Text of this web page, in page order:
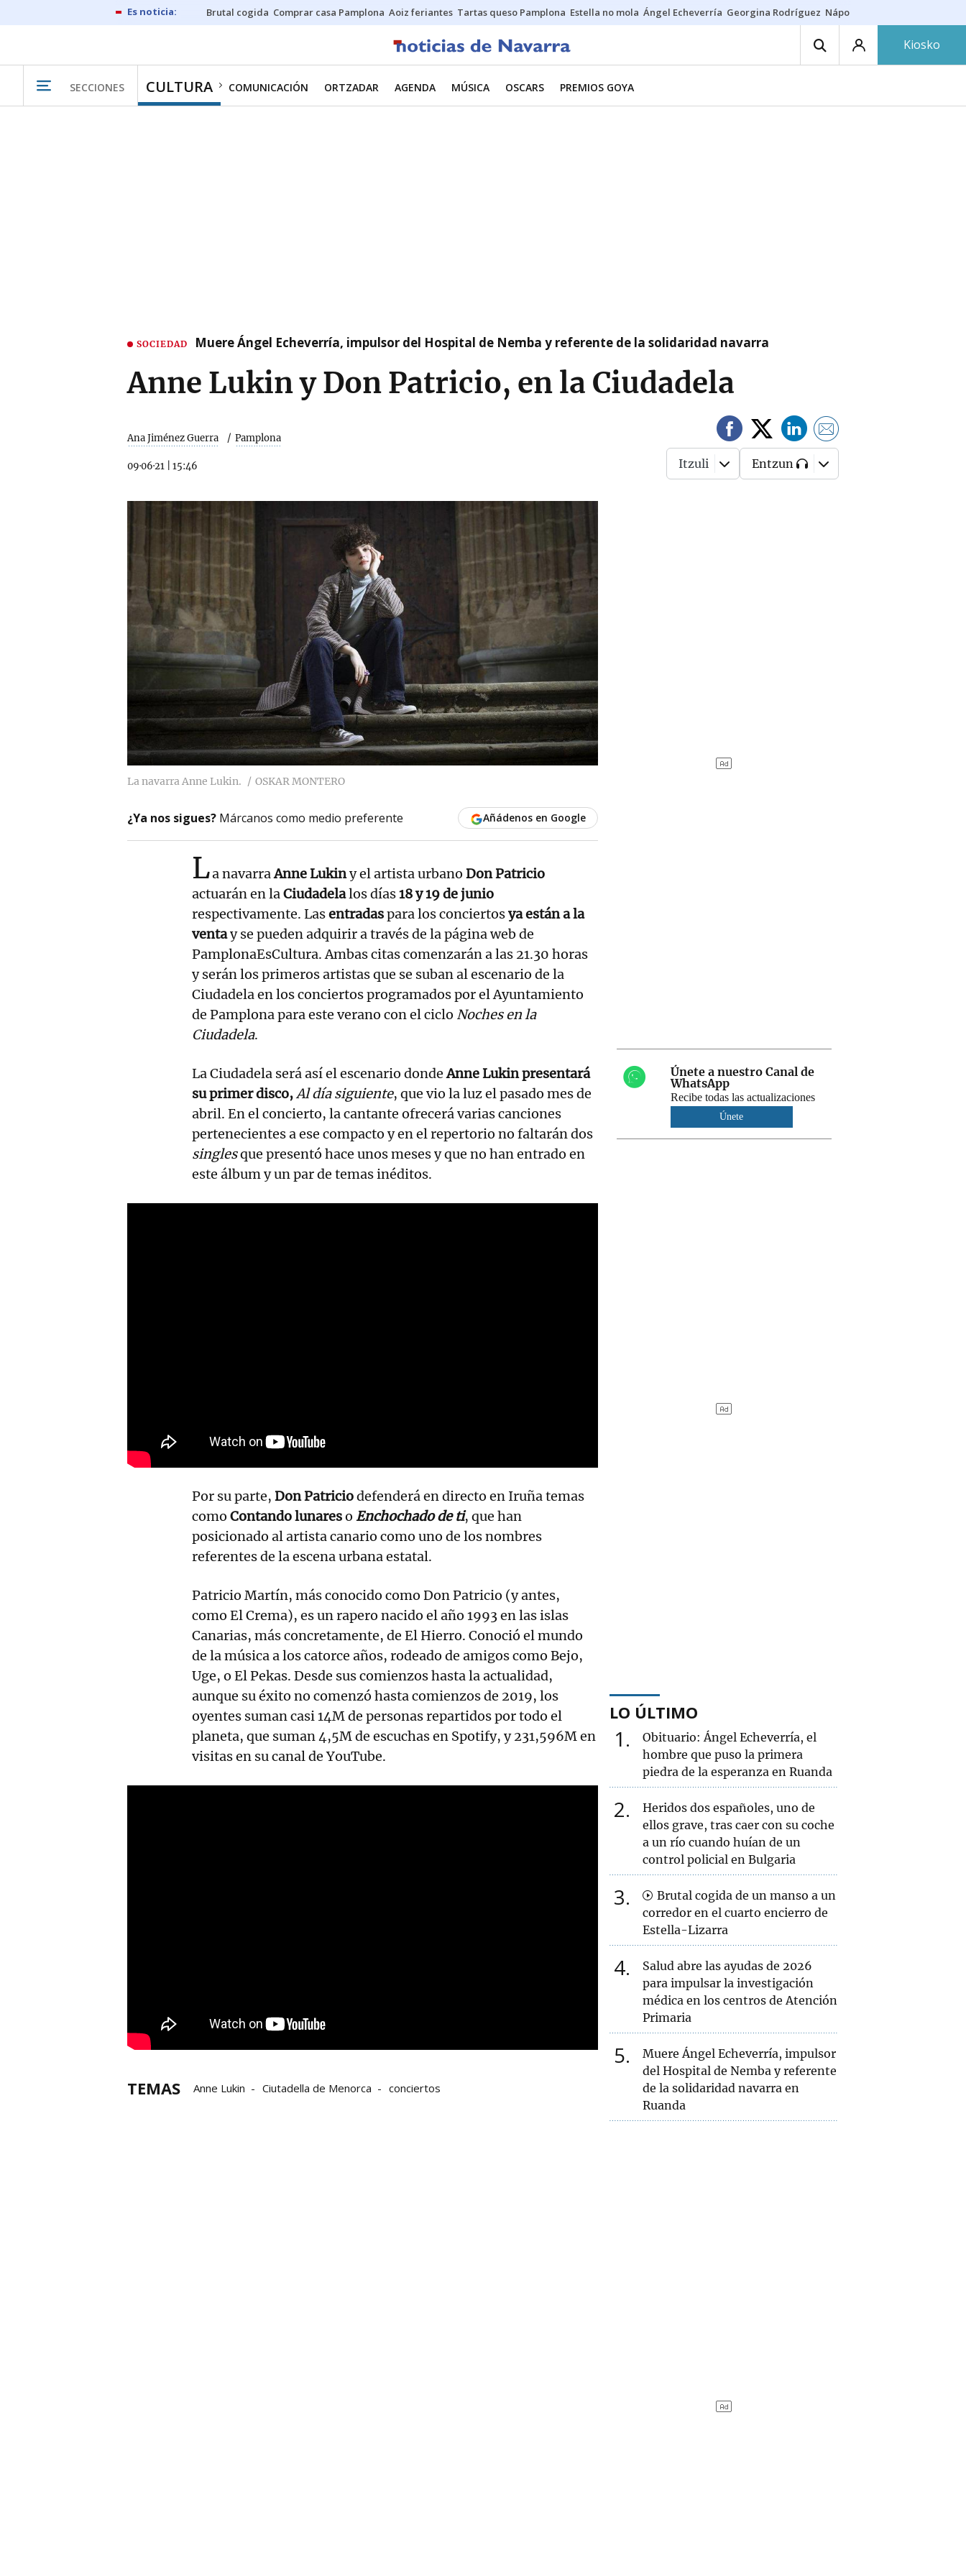
Brutal cogida Comprar casa Pamplona Aoiz feriantes Tartas queso Pamplona Estella no mola Ángel Echeverría Georgina Rodríguez Nápoles - Osasuna
Kiosko
SECCIONES CULTURA COMUNICACIÓN ORTZADAR AGENDA MÚSICA OSCARS PREMIOS GOYA
SOCIEDAD Muere Ángel Echeverría, impulsor del Hospital de Nemba y referente de la solidaridad navarra
Anne Lukin y Don Patricio, en la Ciudadela
Ana Jiménez Guerra Pamplona
09·06·21 15:46 Itzuli Entzun
La navarra Anne Lukin. OSKAR MONTERO
¿Ya nos sigues? Márcanos como medio preferente Añádenos en Google
La navarraAnne Lukiny el artista urbano Don Patricio
actuarán en laCiudadelalos días18 y 19 de junio
respectivamente. Lasentradaspara los conciertosya están a la
ventay se pueden adquirir a través de la página web de
PamplonaEsCultura. Ambas citas comenzarán a las 21.30 horas
y serán los primeros artistas que se suban al escenario de la
Ciudadela en los conciertos programados por el Ayuntamiento
de Pamplona para este verano con el ciclo Noches en la
Ciudadela.
La Ciudadela será así el escenario dondeAnne Lukin presentará
su primer disco,Al día siguiente, que vio la luz el pasado mes de
abril. En el concierto, la cantante ofrecerá varias canciones
pertenecientes a ese compacto y en el repertorio no faltarán dos
singlesque presentó hace unos meses y que no han entrado en
este álbum y un par de temas inéditos.
Por su parte, Don Patriciodefenderá en directo en Iruña temas
como Contando lunareso Enchochado de ti, que han
posicionado al artista canario como uno de los nombres
referentes de la escena urbana estatal.
Patricio Martín, más conocido como Don Patricio (y antes,
como El Crema), es un rapero nacido el año 1993 en las islas
Canarias, más concretamente, de El Hierro. Conoció el mundo
de la música a los catorce años, rodeado de amigos como Bejo,
Uge, o El Pekas. Desde sus comienzos hasta la actualidad,
aunque su éxito no comenzó hasta comienzos de 2019, los
oyentes suman casi 14M de personas repartidos por todo el
planeta, que suman 4,5M de escuchas en Spotify, y 231,596M en
visitas en su canal de YouTube.
TEMAS Anne Lukin Ciutadella de Menorca conciertos
Únete a nuestro Canal de
WhatsApp
Recibe todas las actualizaciones
Únete
LO ÚLTIMO
1
Obituario: Ángel Echeverría, el
hombre que puso la primera
piedra de la esperanza en Ruanda
2
Heridos dos españoles, uno de
ellos grave, tras caer con su coche
a un río cuando huían de un
control policial en Bulgaria
3
Brutal cogida de un manso a un
corredor en el cuarto encierro de
Estella-Lizarra
4
Salud abre las ayudas de 2026
para impulsar la investigación
médica en los centros de Atención
Primaria
5
Muere Ángel Echeverría, impulsor
del Hospital de Nemba y referente
de la solidaridad navarra en
Ruanda